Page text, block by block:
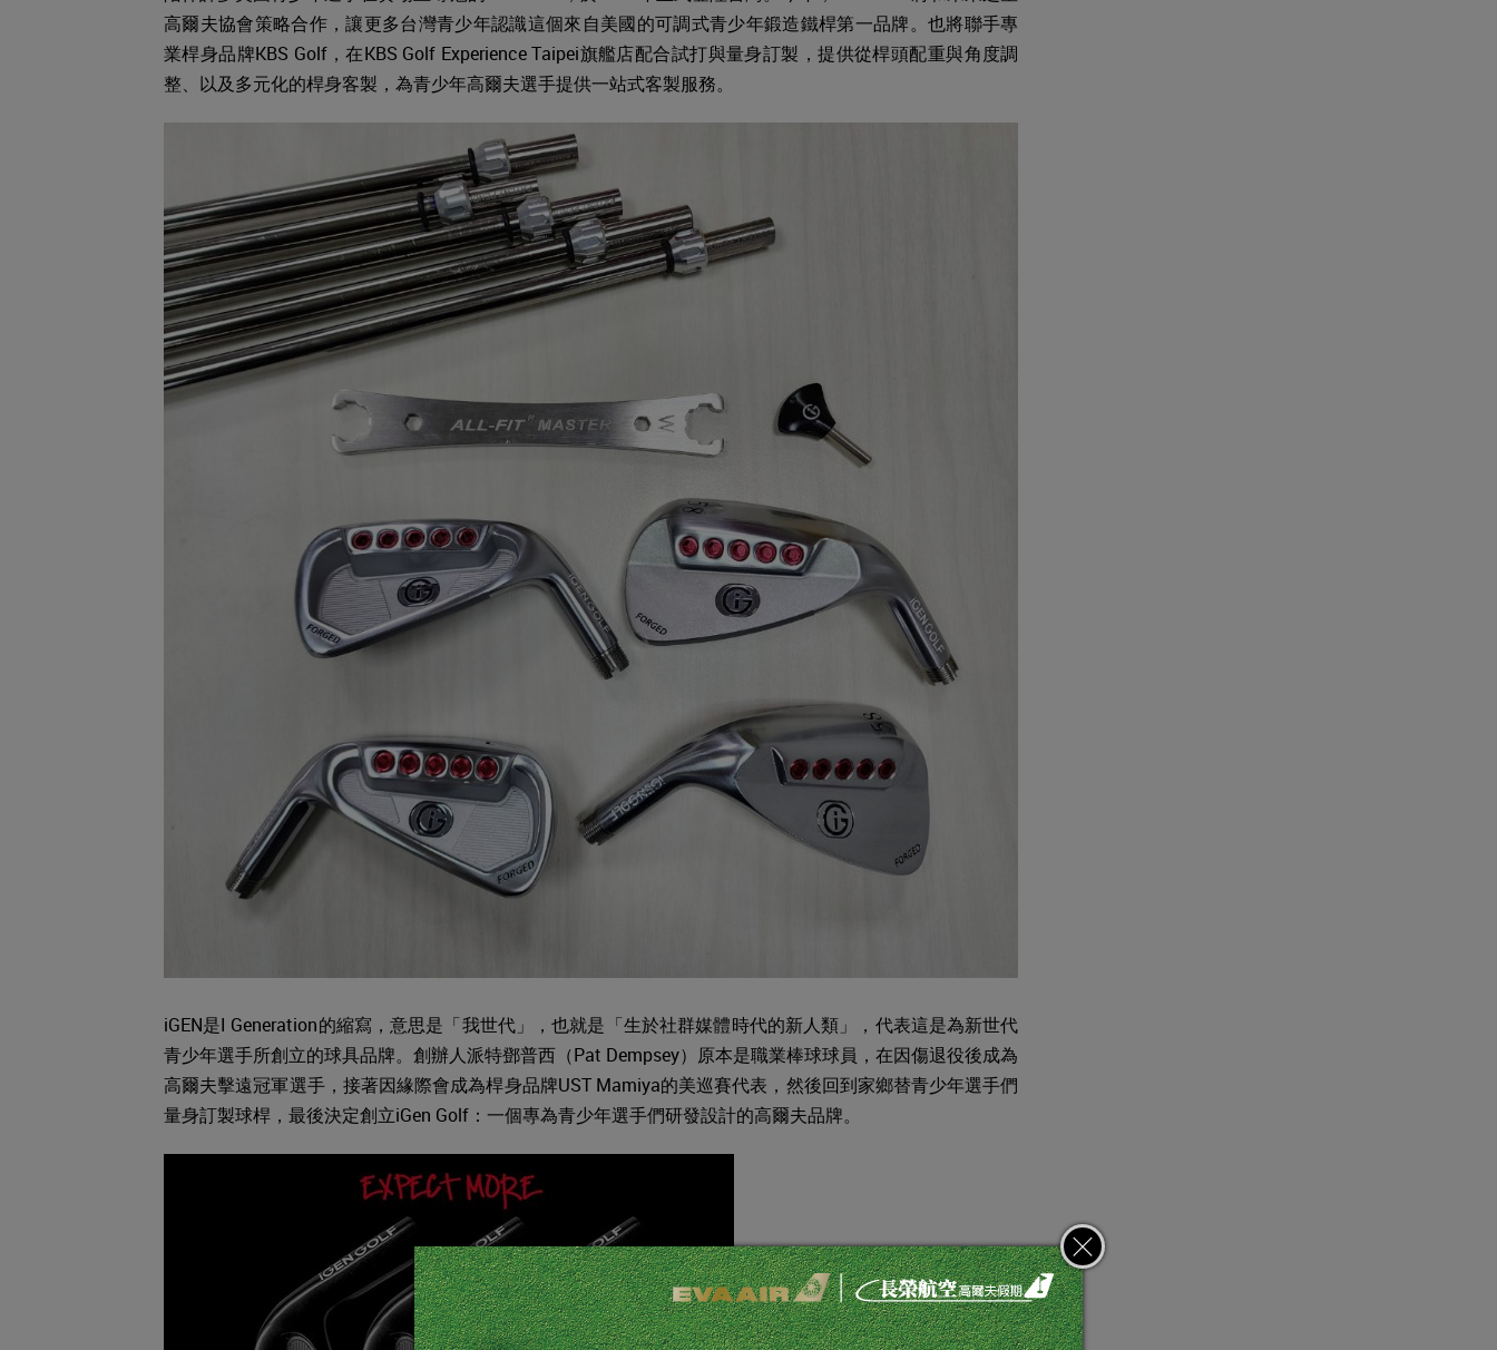
高爾夫協會策略合作，讓更多台灣青少年認識這個來自美國的可調式青少年鍛造鐵桿第一品牌。也將聯手專
業桿身品牌KBS Golf，在KBS Golf Experience Taipei旗艦店配合試打與量身訂製，提供從桿頭配重與角度調
整、以及多元化的桿身客製，為青少年高爾夫選手提供一站式客製服務。
iGEN是I Generation的縮寫，意思是「我世代」，也就是「生於社群媒體時代的新人類」，代表這是為新世代
青少年選手所創立的球具品牌。創辦人派特鄧普西（Pat Dempsey）原本是職業棒球球員，在因傷退役後成為
高爾夫擊遠冠軍選手，接著因緣際會成為桿身品牌UST Mamiya的美巡賽代表，然後回到家鄉替青少年選手們
量身訂製球桿，最後決定創立iGen Golf：一個專為青少年選手們研發設計的高爾夫品牌。